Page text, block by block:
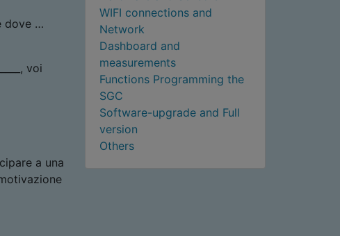
dove …
voi
a una
WIFI connections and
Network
Dashboard and
measurements
Functions Programming the
SGC
Software-upgrade and Full
version
Others